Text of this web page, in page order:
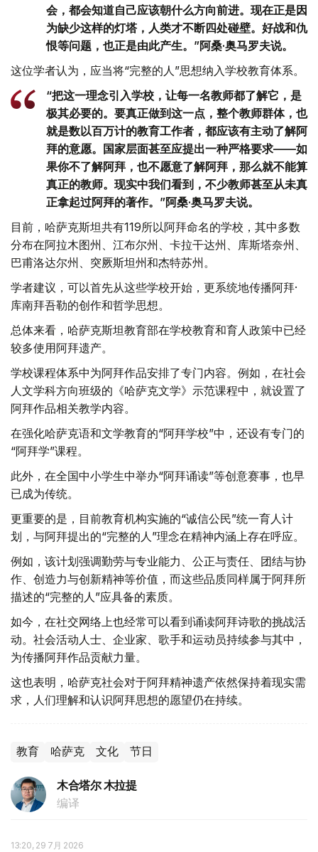
会，都会知道自己应该朝什么方向前进。现在正是因
为缺少这样的灯塔，人类才不断四处碰壁。好战和仇
恨等问题，也正是由此产生。”阿桑·奥马罗夫说。
这位学者认为，应当将“完整的人”思想纳入学校教育体系。
“把这一理念引入学校，让每一名教师都了解它，是
极其必要的。要真正做到这一点，整个教师群体，也
就是数以百万计的教育工作者，都应该有主动了解阿
拜的意愿。国家层面甚至应提出一种严格要求——如
果你不了解阿拜，也不愿意了解阿拜，那么就不能算
真正的教师。现实中我们看到，不少教师甚至从未真
正拿起过阿拜的著作。”阿桑·奥马罗夫说。
目前，哈萨克斯坦共有119所以阿拜命名的学校，其中多数
分布在阿拉木图州、江布尔州、卡拉干达州、库斯塔奈州、
巴甫洛达尔州、突厥斯坦州和杰特苏州。
学者建议，可以首先从这些学校开始，更系统地传播阿拜·
库南拜吾勒的创作和哲学思想。
总体来看，哈萨克斯坦教育部在学校教育和育人政策中已经
较多使用阿拜遗产。
学校课程体系中为阿拜作品安排了专门内容。例如，在社会
人文学科方向班级的《哈萨克文学》示范课程中，就设置了
阿拜作品相关教学内容。
在强化哈萨克语和文学教育的“阿拜学校”中，还设有专门的
“阿拜学”课程。
此外，在全国中小学生中举办“阿拜诵读”等创意赛事，也早
已成为传统。
更重要的是，目前教育机构实施的“诚信公民”统一育人计
划，与阿拜提出的“完整的人”理念在精神内涵上存在呼应。
例如，该计划强调勤劳与专业能力、公正与责任、团结与协
作、创造力与创新精神等价值，而这些品质同样属于阿拜所
描述的“完整的人”应具备的素质。
如今，在社交网络上也经常可以看到诵读阿拜诗歌的挑战活
动。社会活动人士、企业家、歌手和运动员持续参与其中，
为传播阿拜作品贡献力量。
这也表明，哈萨克社会对于阿拜精神遗产依然保持着现实需
求，人们理解和认识阿拜思想的愿望仍在持续。
教育 哈萨克 文化 节日
木合塔尔 木拉提
编译
13:20, 29 7月 2026